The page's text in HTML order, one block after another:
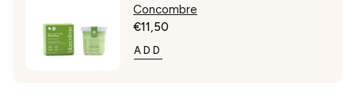
Concombre
Prix
habituel
€11,50
ADD